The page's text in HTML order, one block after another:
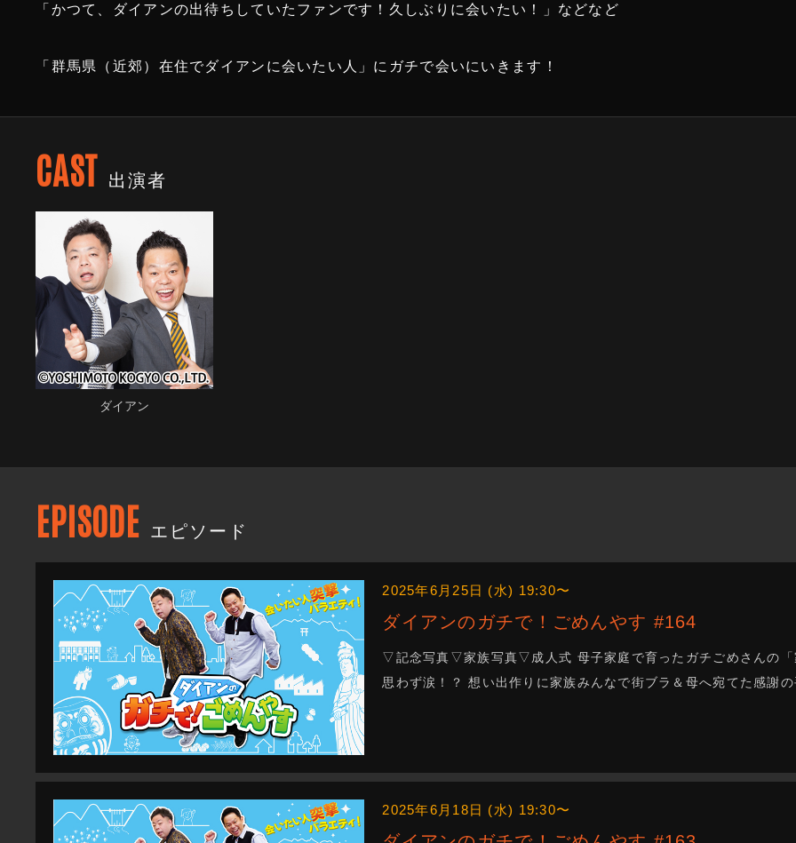
「かつて、ダイアンの出待ちしていたファンです！久しぶりに会いたい！」などなど
「群馬県（近郊）在住でダイアンに会いたい人」にガチで会いにいきます！
CAST 出演者
ダイアン
EPISODE エピソード
2025年6月25日 (水) 19:30〜
ダイアンのガチで！ごめんやす #164
▽記念写真▽家族写真▽成人式 母子家庭で育ったガチごめさんの
思わず涙！？ 想い出作りに家族みんなで街ブラ＆母へ宛てた感謝
2025年6月18日 (水) 19:30〜